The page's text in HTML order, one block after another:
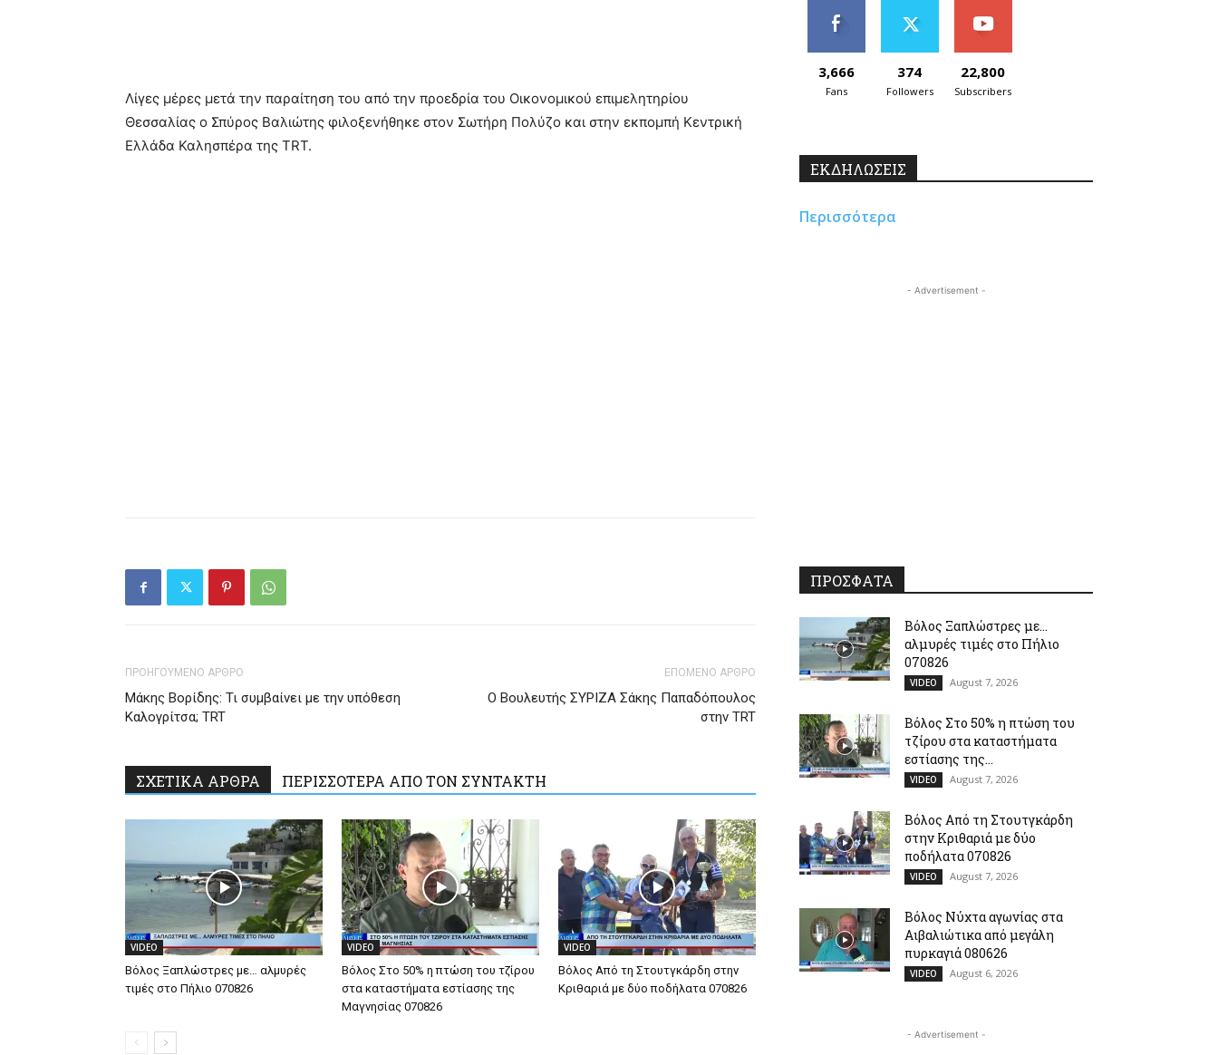
Λίγες μέρες μετά την παραίτηση του από την προεδρία του Οικονομικού επιμελητηρίου
Θεσσαλίας ο Σπύρος Βαλιώτης φιλοξενήθηκε στον Σωτήρη Πολύζο και στην εκπομπή Κεντρική
Ελλάδα Καλησπέρα της TRT.
ΠΡΟΗΓΟΥΜΕΝΟ ΑΡΘΡΟ
Μάκης Βορίδης: Τι συμβαίνει με την υπόθεση
Καλογρίτσα; TRT
ΕΠΟΜΕΝΟ ΑΡΘΡΟ
Ο Βουλευτής ΣΥΡΙΖΑ Σάκης Παπαδόπουλος
στην TRT
ΣΧΕΤΙΚΑ ΑΡΘΡΑ ΠΕΡΙΣΣΟΤΕΡΑ ΑΠΟ ΤΟΝ ΣΥΝΤΑΚΤΗ
VIDEO
Βόλος Ξαπλώστρες με… αλμυρές
τιμές στο Πήλιο 070826
VIDEO
Βόλος Στο 50% η πτώση του τζίρου
στα καταστήματα εστίασης της
Μαγνησίας 070826
VIDEO
Βόλος Από τη Στουτγκάρδη στην
Κριθαριά με δύο ποδήλατα 070826
3,666
Fans
374
Followers
22,800
Subscribers
ΕΚΔΗΛΩΣΕΙΣ
Περισσότερα
- Advertisement -
ΠΡΟΣΦΑΤΑ
Βόλος Ξαπλώστρες με…
αλμυρές τιμές στο Πήλιο
070826
VIDEO August 7, 2026
Βόλος Στο 50% η πτώση του
τζίρου στα καταστήματα
εστίασης της...
VIDEO August 7, 2026
Βόλος Από τη Στουτγκάρδη
στην Κριθαριά με δύο
ποδήλατα 070826
VIDEO August 7, 2026
Βόλος Νύχτα αγωνίας στα
Αιβαλιώτικα από μεγάλη
πυρκαγιά 080626
VIDEO August 6, 2026
- Advertisement -